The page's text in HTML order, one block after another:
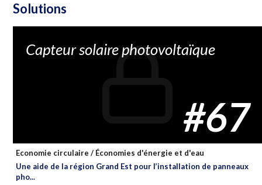
Solutions
Capteur solaire photovoltaïque
#67
Economie circulaire/ Économies d'énergie et d'eau
Une aide de la région Grand Est pour l’installation de panneaux
pho...